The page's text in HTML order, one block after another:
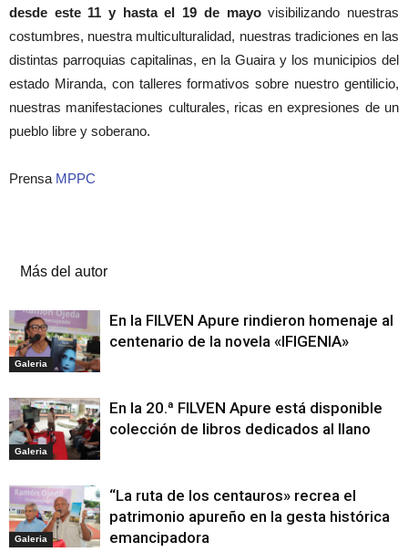
desde este 11 y hasta el 19 de mayovisibilizando nuestras
costumbres, nuestra multiculturalidad, nuestras tradiciones en las
distintas parroquias capitalinas, en la Guaira y los municipios del
estado Miranda, con talleres formativos sobre nuestro gentilicio,
nuestras manifestaciones culturales, ricas en expresiones de un
pueblo libre y soberano.
Prensa MPPC
Más del autor
Galeria
En la FILVEN Apure rindieron homenaje al
centenario de la novela «IFIGENIA»
Galeria
En la 20.ª FILVEN Apure está disponible
colección de libros dedicados al llano
Galeria
“La ruta de los centauros» recrea el
patrimonio apureño en la gesta histórica
emancipadora